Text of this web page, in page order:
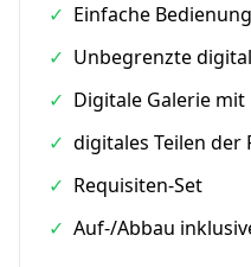
✓ Einfache
✓ Unbegrenzte
✓ Digitale Galerie
✓ digitales Teilen der
✓ Requisiten-Set
✓ Auf-/Abbau